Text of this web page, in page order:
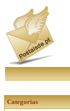
Categorias